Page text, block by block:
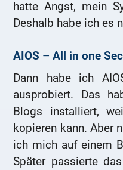
hatte Angst, mein
Deshalb habe ich es
AIOS – All in one
Dann habe ich
ausprobiert. Das
Blogs installiert,
kopieren kann. Aber
ich mich auf einem
Später passierte